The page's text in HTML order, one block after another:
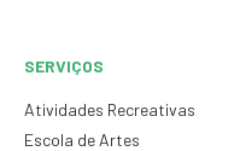
SERVIÇOS
Atividades Recreativas
Escola de Artes